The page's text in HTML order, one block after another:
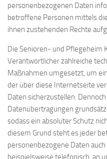
personenbezogenen Daten
betroffene Personen mittels
ihnen zustehenden Rechte
Die Senioren- und Pflegeheim
Verantwortlicher zahlreiche
Maßnahmen umgesetzt, um
der über diese Internetseite
Daten sicherzustellen.
Datenübertragungen
sodass ein absoluter Schutz
diesem Grund steht es jeder
personenbezogene Daten
beispielsweise telefonisch, an